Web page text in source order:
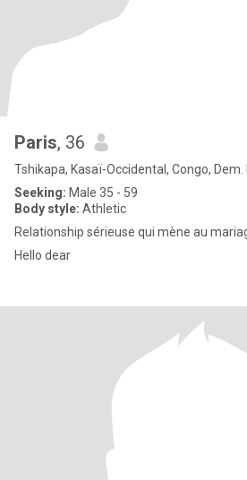
Paris, 36
Tshikapa, Kasaï-Occidental, Congo, Dem.
Seeking: Male 35 - 59
Body style: Athletic
Relationship sérieuse qui mène au
Hello dear